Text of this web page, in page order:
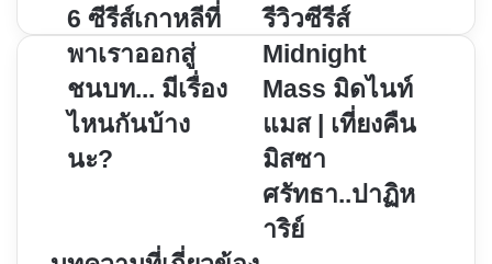
6
ซี
รีส์
เกาหลี
ที่
พา
6 ซีรีส์เกาหลีที่
พาเราออกสู่
ชนบท... มีเรื่อง
ไหนกันบ้าง
นะ?
รีวิว
ซี
รีส์
Midnight
Mass
มิดไนท์
แมส
|
เที่ยง
รีวิวซีรีส์
Midnight
Mass มิดไนท์
แมส | เที่ยงคืน
มิสซา
ศรัทธา..ปาฏิห
าริย์